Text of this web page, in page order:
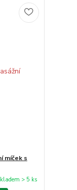
míček s
> 5 ks